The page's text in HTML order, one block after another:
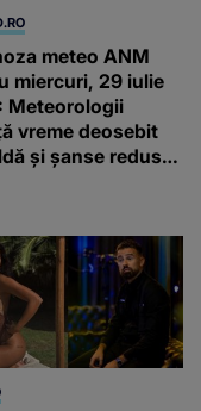
meteo ANM
miercuri, 29 iulie
Meteorologii
vreme deosebit
și șanse reduse